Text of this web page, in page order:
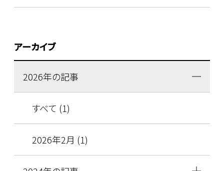
アーカイブ
2026年の記事
すべて (1)
2026年2月 (1)